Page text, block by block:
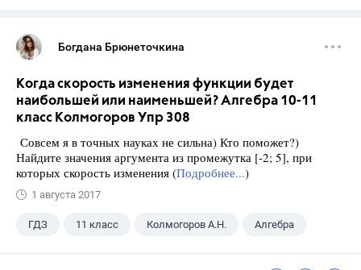
Богдана Брюнеточкина
Когда скорость изменения функции будет
наибольшей или наименьшей? Алгебра 10-11
класс Колмогоров Упр 308
Совсем я в точных науках не сильна) Кто поможет?)
Найдите значения аргумента из промежутка [-2; 5], при
которых скорость изменения (Подробнее...)
1 августа 2017
ГДЗ 11 класс Колмогоров А.Н. Алгебра